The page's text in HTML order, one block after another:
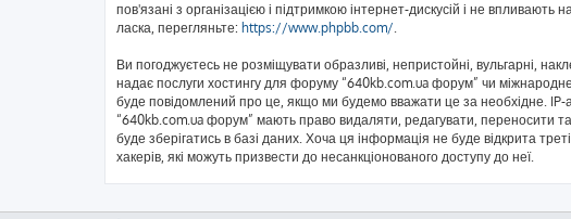
пов'язані з організацією і підтримкою інтернет-дискусій і не
ласка, перегляньте: https://www.phpbb.com/.
Ви погоджуєтесь не розміщувати образливі, непристойні, вульгарні,
надає послуги хостингу для форуму “640kb.com.ua форум” чи
буде повідомлений про це, якщо ми будемо вважати це за необхідне. IP-
“640kb.com.ua форум” мають право видаляти, редагувати, переносити
буде зберігатись в базі даних. Хоча ця інформація не буде відкрита
хакерів, які можуть призвести до несанкціонованого доступу до неї.